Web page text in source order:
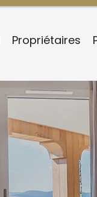
Propriétaires